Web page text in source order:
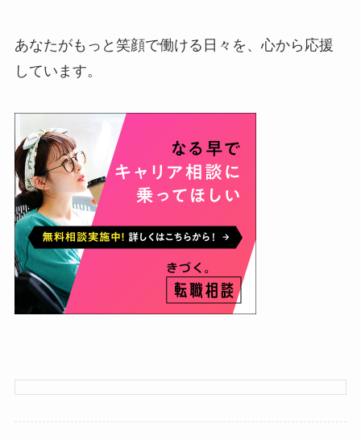
あなたがもっと笑顔で働ける日々を、心から応援
しています。